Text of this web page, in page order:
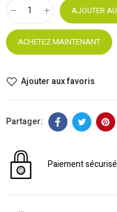
AJOUTER
ACHETEZ MAINTENANT
Ajouter aux favoris
Paiement sécurisé